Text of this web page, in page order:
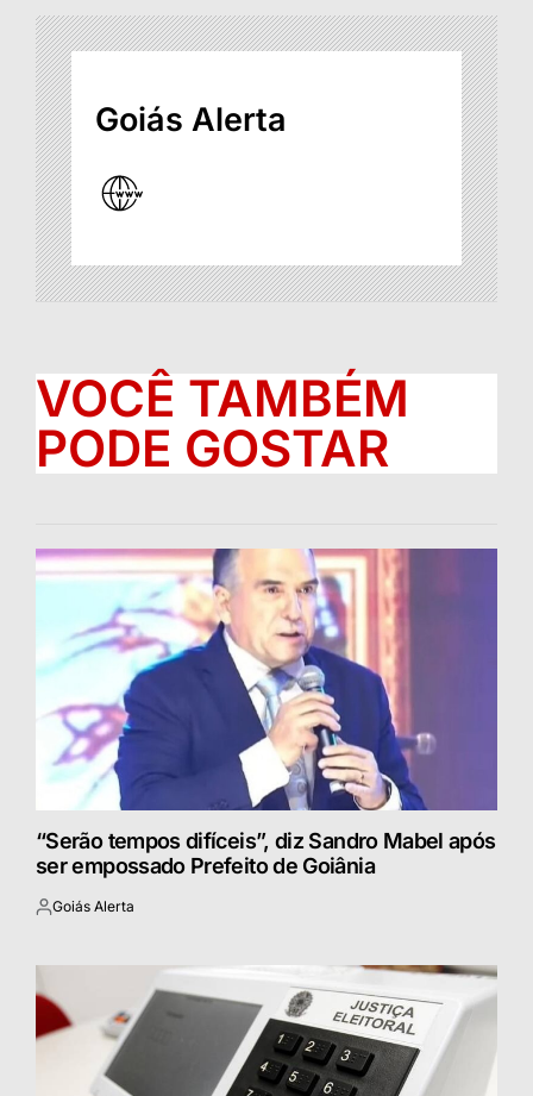
Goiás Alerta
VOCÊ TAMBÉM
PODE GOSTAR
“Serão tempos difíceis”, diz Sandro Mabel após
ser empossado Prefeito de Goiânia
Postado
Goiás Alerta